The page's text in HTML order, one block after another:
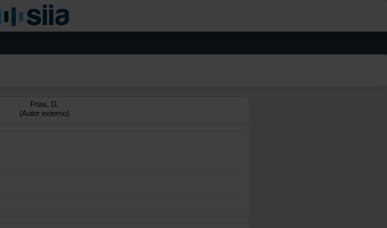
Frias, D.
(Autor externo)